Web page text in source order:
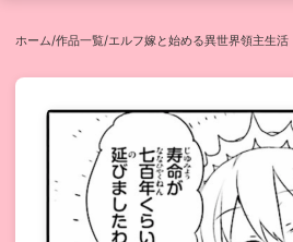
ホーム/作品一覧/エルフ嫁と始める異世界領主生活